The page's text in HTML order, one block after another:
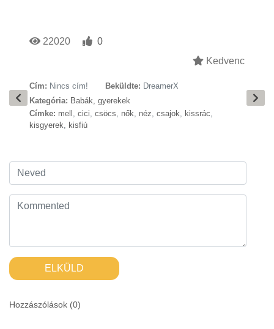
22020
0
Kedvenc
Cím: Nincs cím! Beküldte: DreamerX
Kategória: Babák, gyerekek
Címke: mell , cici, csöcs, nők, néz, csajok, kissrác,
kisgyerek, kisfiú
ELKÜLD
Hozzászólások (0)